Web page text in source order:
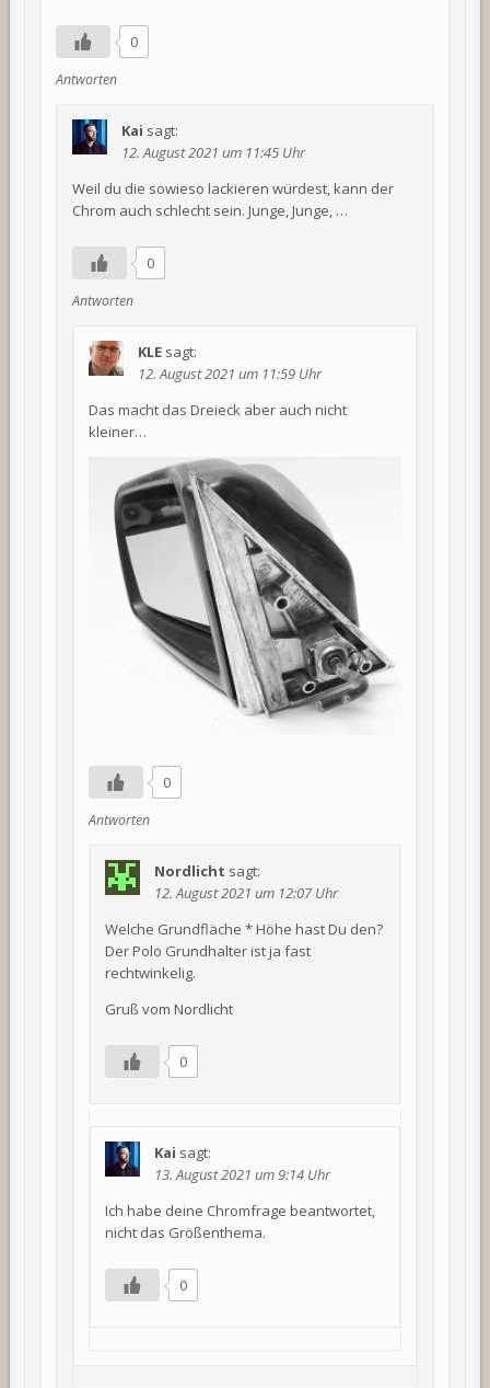
0
Antworten
Kai sagt:
12. August 2021 um 11:45 Uhr
Weil du die sowieso lackieren würdest, kann der
Chrom auch schlecht sein. Junge, Junge, …
0
Antworten
KLE sagt:
12. August 2021 um 11:59 Uhr
Das macht das Dreieck aber auch nicht
kleiner…
0
Antworten
Nordlicht sagt:
12. August 2021 um 12:07 Uhr
Welche Grundfläche * Höhe hast Du den?
Der Polo Grundhalter ist ja fast
rechtwinkelig.
Gruß vom Nordlicht
0
Kai sagt:
13. August 2021 um 9:14 Uhr
Ich habe deine Chromfrage beantwortet,
nicht das Größenthema.
0